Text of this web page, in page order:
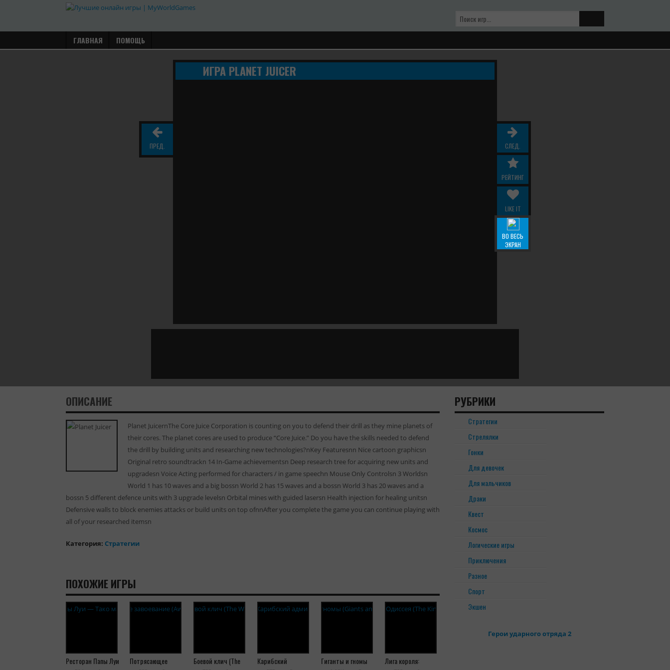
ГЛАВНАЯ ПОМОЩЬ
ИГРА PLANET JUICER
ПРЕД. СЛЕД.
РЕЙТИНГ
LIKE IT
ВО ВЕСЬ
ЭКРАН
ОПИСАНИЕ
Planet JuicernThe Core Juice Corporation is counting on you to defend their drill as they mine planets of
their cores. The planet cores are used to produce “Core Juice.” Do you have the skills needed to defend
the drill by building units and researching new technologies?nKey Featuresnn Nice cartoon graphicsn
Original retro soundtrackn 14 In-Game achievementsn Deep research tree for acquiring new units and
upgradesn Voice Acting performed for characters / in game speechn Mouse Only Controlsn 3 Worldsn
World 1 has 10 waves and a big bossn World 2 has 15 waves and a bossn World 3 has 20 waves and a
bossn 5 different defence units with 3 upgrade levelsn Orbital mines with guided lasersn Health injection for healing unitsn
Defensive walls to block enemies attacks or build units on top ofnnAfter you complete the game you can continue playing with
all of your researched itemsn
Категория: Cтратегии
ПОХОЖИЕ ИГРЫ
Ресторан Папы Луи
Потрясающее
Боевой клич (The
Карибский
Гиганты и гномы
Лига короля:
РУБРИКИ
Cтратегии
Cтрелялки
Гонки
Для девочек
Для мальчиков
Драки
Квест
Космос
Логические игры
Приключения
Разное
Спорт
Экшен
Герои ударного отряда 2